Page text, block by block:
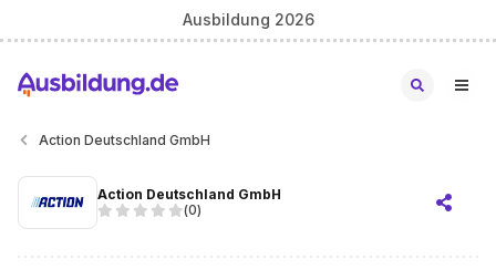
Ausbildung 2026
Action Deutschland GmbH
Action Deutschland GmbH
(0)